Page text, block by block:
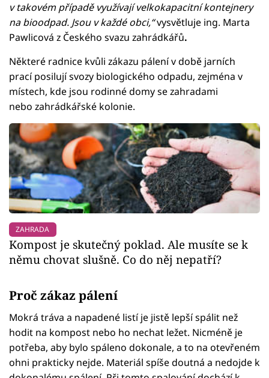
v takovém případě využívají velkokapacitní kontejnery
na bioodpad. Jsou v každé obci,“vysvětluje ing. Marta
Pawlicová z Českého svazu zahrádkářů.
Některé radnice kvůli zákazu pálení v době jarních
prací posilují svozy biologického odpadu, zejména v
místech, kde jsou rodinné domy se zahradami
nebo zahrádkářské kolonie.
ZAHRADA
Kompost je skutečný poklad. Ale musíte se k
němu chovat slušně. Co do něj nepatří?
Proč zákaz pálení
Mokrá tráva a napadené listí je jistě lepší spálit než
hodit na kompost nebo ho nechat ležet. Nicméně je
potřeba, aby bylo spáleno dokonale, a to na otevřeném
ohni prakticky nejde. Materiál spíše doutná a nedojde k